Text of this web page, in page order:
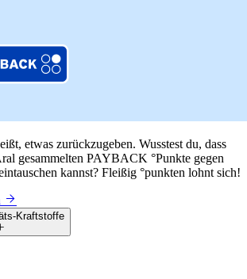
etwas zurückzugeben. Wusstest du, dass
gesammelten PAYBACK °Punkte gegen
kannst? Fleißig °punkten lohnt sich!
Kraftstoffe